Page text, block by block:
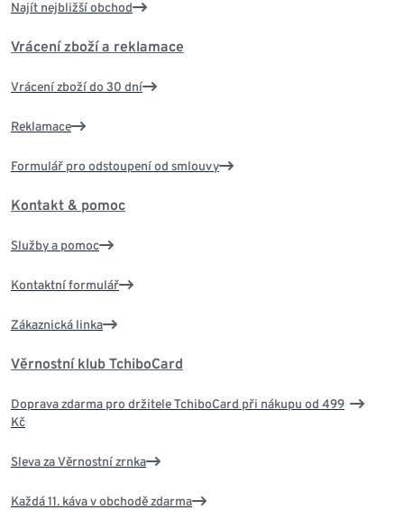
Najít nejbližší obchod
Vrácení zboží a reklamace
Vrácení zboží do 30 dní
Reklamace
Formulář pro odstoupení od smlouvy
Kontakt & pomoc
Služby a pomoc
Kontaktní formulář
Zákaznická linka
Věrnostní klub TchiboCard
Doprava zdarma pro držitele TchiboCard při nákupu od 499
Kč
Sleva za Věrnostní zrnka
Každá 11. káva v obchodě zdarma